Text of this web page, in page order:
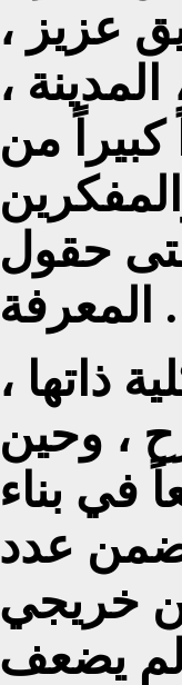
عزيز ،
،
من
حقول
المعرفة .
ذاتها ،
، وحين
في بناء
ضمن عدد
خريجي
لم يضعف